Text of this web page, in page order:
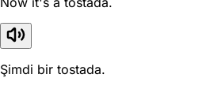
Şimdi bir tostada.